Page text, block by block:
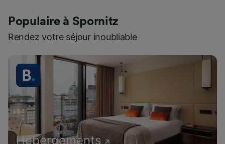
Populaire à Spornitz
Rendez votre séjour inoubliable
Hébergements